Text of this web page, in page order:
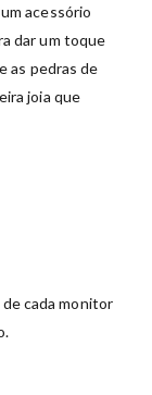
acessório
dar um toque
as pedras de
joia que
cada monitor